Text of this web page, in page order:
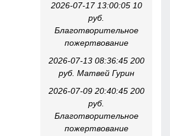
2026-07-17 13:00:05 10
руб.
Благотворительное
пожертвование
2026-07-13 08:36:45 200
руб. Матвей Гурин
2026-07-09 20:40:45 200
руб.
Благотворительное
пожертвование